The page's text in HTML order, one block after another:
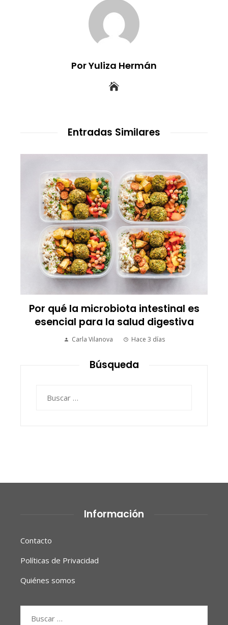
Por Yuliza Hermán
Entradas Similares
intestinal es
digestiva
Los 10 animales con
transforman la forma
mundo
Carla Vilanova
Búsqueda
Información
Contacto
Políticas de Privacidad
Quiénes somos